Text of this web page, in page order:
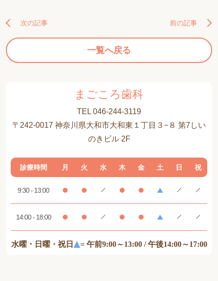
次の記事
一覧へ戻る
前の記事
まごころ歯科
TEL 046-244-3119
〒242-0017 神奈川県大和市大和東１丁目３−８ 第7しい
のきビル 2F
診療時間 月 火 水 木 金 土 日 祝
9:30 - 13:00
14:00 - 18:00
水曜・日曜・祝日 = 午前9:00～13:00 / 午後14:00～17:00